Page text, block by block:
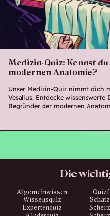
Medizin-Quiz: Kennst
modernen Anatomie?
Unser Medizin-Quiz nimmt dich
Vesalius. Entdecke
Begründer der modernen
Die
Allgemeinwissen
Wissensquiz
Expertenquiz